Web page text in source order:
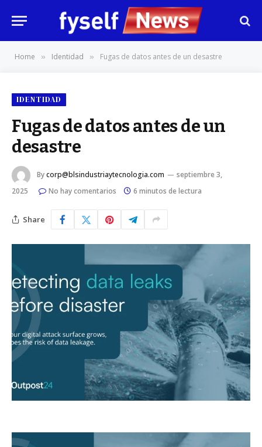
Home » Identidad » Fugas de datos antes de un desastre
IDENTIDAD
Fugas de datos antes de un
desastre
Bycorp@blsindustriaytecnologia.com
septiembre 3,
2025
No hay comentarios 6 minutos de lectura
Share